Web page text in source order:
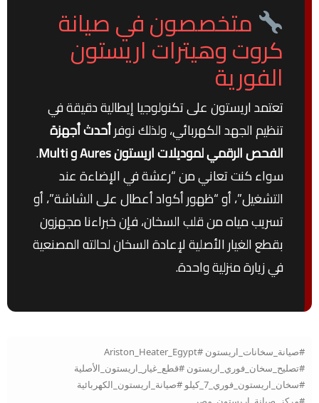
متخصصون في صيانة
كروت وهيترات اريستون
الفورية
تعتمد اريستون على تكنولوجيا إيطالية دقيقة في
تنظيم الجهد الكهربائي، ولذلك نوفرأحدث أجهزة
الفحص الرقمي لموديلات اريستون Aures و Multi
.
سواء كنت تعاني من “رعشة في الإضاءة عند
التشغيل”، أو “ظهور أكواد أعطال على الشاشة”، أو
تسريب مياه من قلب السخان، فإن خبراءنا مجهزون
بقطع الغيار الأصلية لإعادة السخان لحالته المصنعية
في زيارة منزلية واحدة.
#صيانة_سخانات_اريستون #Ariston_Heater_Egypt
#تصليح_سخان_فوري_اريستون #قطع_غيار_اريستون_الأصلية
#سخان_اريستون_فوري_7_كيلو #صيانة_اريستون_الكهربائية